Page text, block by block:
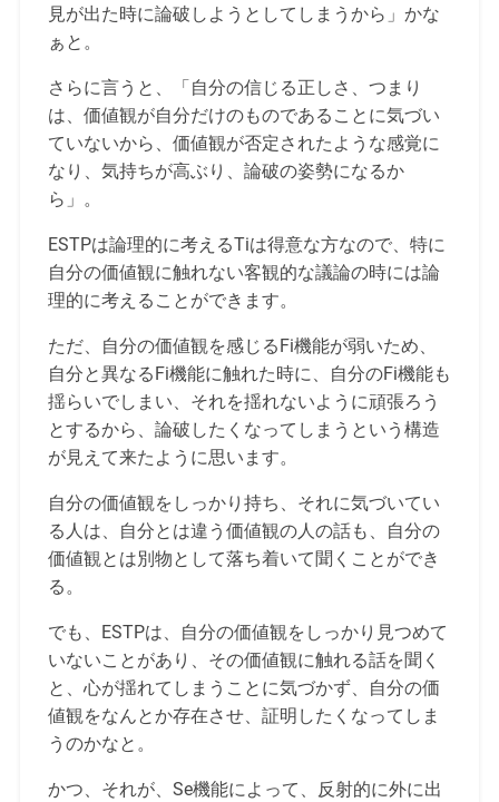
見が出た時に論破しようとしてしまうから」かな
ぁと。
さらに言うと、「自分の信じる正しさ、つまり
は、価値観が自分だけのものであることに気づい
ていないから、価値観が否定されたような感覚に
なり、気持ちが高ぶり、論破の姿勢になるか
ら」。
ESTPは論理的に考えるTiは得意な方なので、特に
自分の価値観に触れない客観的な議論の時には論
理的に考えることができます。
ただ、自分の価値観を感じるFi機能が弱いため、
自分と異なるFi機能に触れた時に、自分のFi機能も
揺らいでしまい、それを揺れないように頑張ろう
とするから、論破したくなってしまうという構造
が見えて来たように思います。
自分の価値観をしっかり持ち、それに気づいてい
る人は、自分とは違う価値観の人の話も、自分の
価値観とは別物として落ち着いて聞くことができ
る。
でも、ESTPは、自分の価値観をしっかり見つめて
いないことがあり、その価値観に触れる話を聞く
と、心が揺れてしまうことに気づかず、自分の価
値観をなんとか存在させ、証明したくなってしま
うのかなと。
かつ、それが、Se機能によって、反射的に外に出